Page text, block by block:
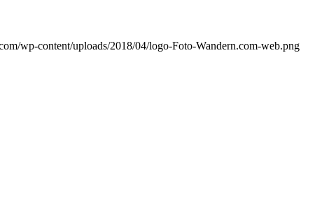
wp-content/uploads/2018/04/logo-Foto-Wandern.com-web.png